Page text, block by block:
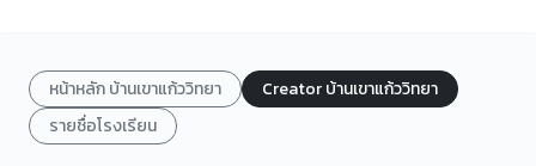
หน้าหลัก บ้านเขาแก้ววิทยา
Creator บ้านเขาแก้ววิทยา
รายชื่อโรงเรียน